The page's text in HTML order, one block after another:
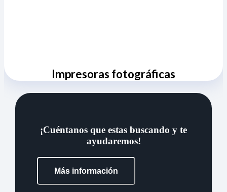
Impresoras fotográficas
¡Cuéntanos que estas buscando y te
ayudaremos!
Más información